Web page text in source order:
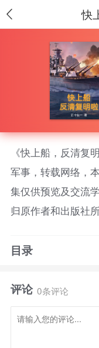
快
《快上船，反清复
军事，转载网络，
集仅供预览及交流
归原作者和出版社
的主人，殷人的救
高领袖，世界的慈
明！
目录
评论 0条评论